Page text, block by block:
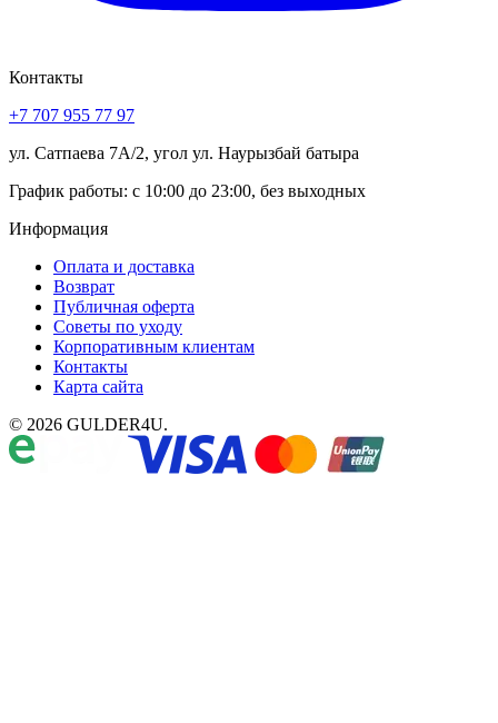
Контакты
+7 707 955 77 97
ул. Сатпаева 7А/2, угол ул. Наурызбай батыра
График работы: с 10:00 до 23:00, без выходных
Информация
Оплата и доставка
Возврат
Публичная оферта
Советы по уходу
Корпоративным клиентам
Контакты
Карта сайта
© 2026 GULDER4U.